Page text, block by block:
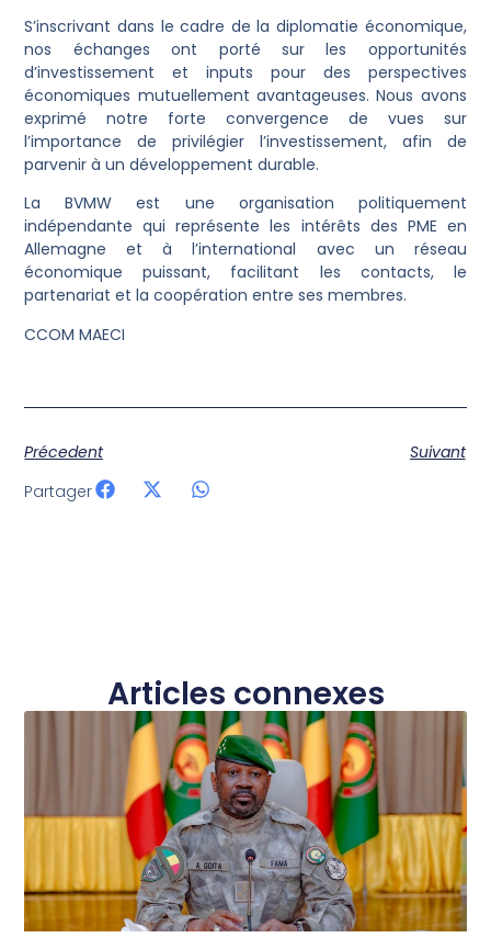
S’inscrivant dans le cadre de la diplomatie économique,
nos échanges ont porté sur les opportunités
d’investissement et inputs pour des perspectives
économiques mutuellement avantageuses. Nous avons
exprimé notre forte convergence de vues sur
l’importance de privilégier l’investissement, afin de
parvenir à un développement durable.
La BVMW est une organisation politiquement
indépendante qui représente les intérêts des PME en
Allemagne et à l’international avec un réseau
économique puissant, facilitant les contacts, le
partenariat et la coopération entre ses membres.
CCOM MAECI
Précedent
Suivant
Partager
Articles connexes